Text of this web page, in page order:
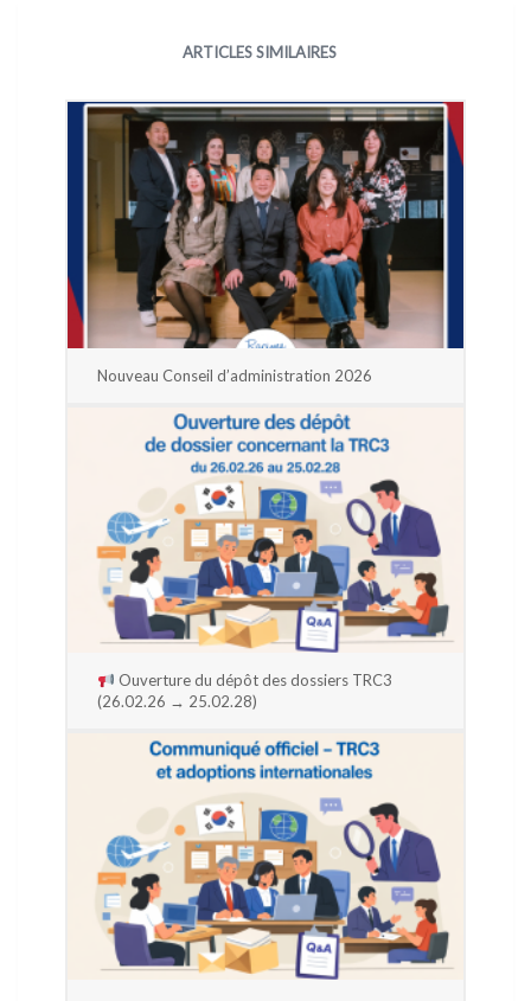
ARTICLES SIMILAIRES
Nouveau Conseil d’administration 2026
Ouverture du dépôt des dossiers TRC3
(26.02.26 → 25.02.28)